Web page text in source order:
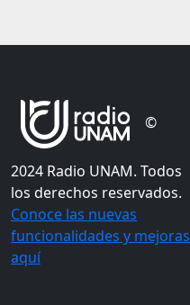
©
2024 Radio UNAM. Todos
los derechos reservados.
Conoce las nuevas
funcionalidades y mejoras
aquí